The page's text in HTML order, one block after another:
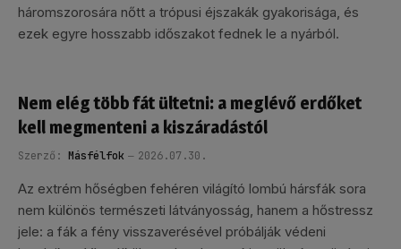
háromszorosára nőtt a trópusi éjszakák gyakorisága, és
ezek egyre hosszabb időszakot fednek le a nyárból.
Nem elég több fát ültetni: a meglévő erdőket
kell megmenteni a kiszáradástól
Szerző: Másfélfok 2026.07.30.
Az extrém hőségben fehéren világító lombú hársfák sora
nem különös természeti látványosság, hanem a hőstressz
jele: a fák a fény visszaverésével próbálják védeni